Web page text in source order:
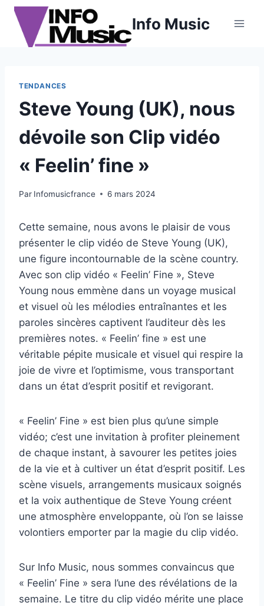
Aller
contenu
Info Music
TENDANCES
Steve Young (UK), nous
dévoile son Clip vidéo
« Feelin’ fine »
Par Infomusicfrance 6 mars 2024
Cette semaine, nous avons le plaisir de vous
présenter le clip vidéo de Steve Young (UK),
une figure incontournable de la scène country.
Avec son clip vidéo « Feelin’ Fine », Steve
Young nous emmène dans un voyage musical
et visuel où les mélodies entraînantes et les
paroles sincères captivent l’auditeur dès les
premières notes. « Feelin’ fine » est une
véritable pépite musicale et visuel qui respire la
joie de vivre et l’optimisme, vous transportant
dans un état d’esprit positif et revigorant.
« Feelin’ Fine » est bien plus qu’une simple
vidéo; c’est une invitation à profiter pleinement
de chaque instant, à savourer les petites joies
de la vie et à cultiver un état d’esprit positif. Les
scène visuels, arrangements musicaux soignés
et la voix authentique de Steve Young créent
une atmosphère enveloppante, où l’on se laisse
volontiers emporter par la magie du clip vidéo.
Sur Info Music, nous sommes convaincus que
« Feelin’ Fine » sera l’une des révélations de la
semaine. Le titre du clip vidéo mérite une place